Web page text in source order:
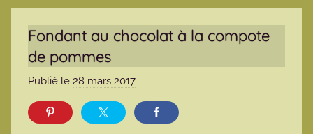
Fondant au chocolat à la compote
de pommes
Publié le 28 mars 2017
a
r